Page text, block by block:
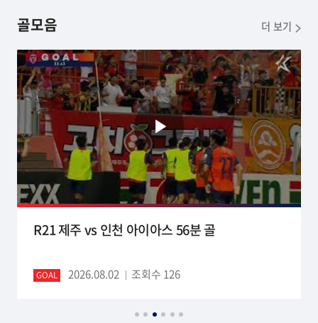
골모음 더 보기
R21 제주 vs 인천 아이아스 56분 골
GOAL 2026.08.02 조회수 126